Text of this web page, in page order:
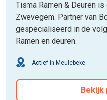
Tisma Ramen & Deuren
Zwevegem. Partner van
gespecialiseerd in de
Ramen en deuren.
Actief in Meulebeke
Bekijk